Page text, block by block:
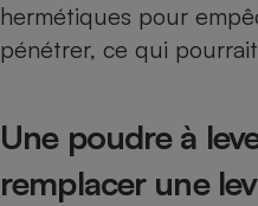
hermétiques pour
pénétrer, ce qui
Une poudre à
remplacer une